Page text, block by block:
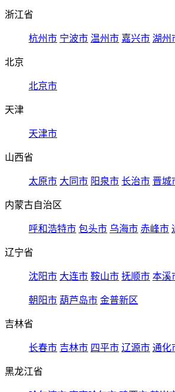
浙江省
杭州市 宁波市 温州市 嘉兴市 湖州
北京
北京市
天津
天津市
山西省
太原市 大同市 阳泉市 长治市 晋城
内蒙古自治区
呼和浩特市 包头市 乌海市 赤峰市
辽宁省
沈阳市 大连市 鞍山市 抚顺市 本溪
朝阳市 葫芦岛市 金普新区
吉林省
长春市 吉林市 四平市 辽源市 通化
黑龙江省